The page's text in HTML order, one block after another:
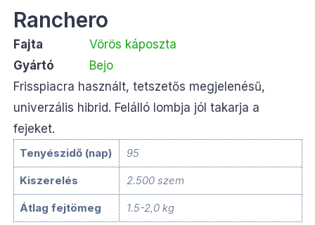
Ranchero
Fajta
Vörös káposzta
Gyártó
Bejo
Frisspiacra használt, tetszetős megjelenésű,
univerzális hibrid. Felálló lombja jól takarja a
fejeket.
Tenyészidő (nap) 95
Kiszerelés 2.500 szem
Átlag fejtömeg 1.5-2,0 kg